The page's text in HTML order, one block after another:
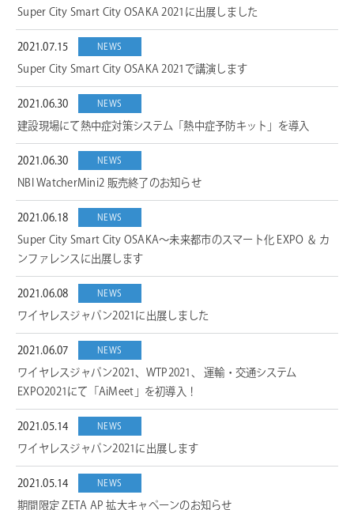
Super City Smart City OSAKA 2021に出展しました
2021.07.15 NEWS
Super City Smart City OSAKA 2021で講演します
2021.06.30 NEWS
建設現場にて熱中症対策システム「熱中症予防キット」を導入
2021.06.30 NEWS
NBI WatcherMini2 販売終了のお知らせ
2021.06.18 NEWS
Super City Smart City OSAKA～未来都市のスマート化 EXPO ＆ カ
ンファレンスに出展します
2021.06.08 NEWS
ワイヤレスジャパン2021に出展しました
2021.06.07 NEWS
ワイヤレスジャパン2021、WTP2021、 運輸・交通システム
EXPO2021にて「AiMeet」を初導入！
2021.05.14 NEWS
ワイヤレスジャパン2021に出展します
2021.05.14 NEWS
期間限定 ZETA AP 拡大キャペーンのお知らせ